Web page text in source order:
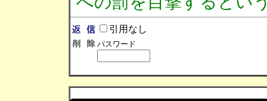
引用なし
パスワード